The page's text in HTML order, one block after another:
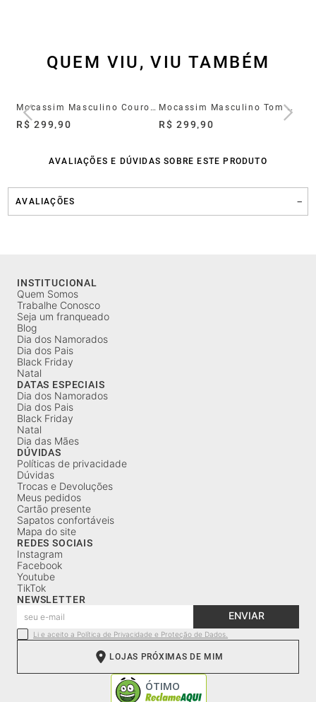
QUEM VIU, VIU TAMBÉM
Mocassim Masculino Couro Tom Preto
R$ 299,90
Mocassim Masculino Tom Marrom Couro
R$ 299,90
AVALIAÇÕES E DÚVIDAS SOBRE ESTE PRODUTO
AVALIAÇÕES
INSTITUCIONAL
Quem Somos
Trabalhe Conosco
Seja um franqueado
Blog
Dia dos Namorados
Dia dos Pais
Black Friday
Natal
DATAS ESPECIAIS
Dia dos Namorados
Dia dos Pais
Black Friday
Natal
Dia das Mães
DÚVIDAS
Políticas de privacidade
Dúvidas
Trocas e Devoluções
Meus pedidos
Cartão presente
Sapatos confortáveis
Mapa do site
REDES SOCIAIS
Instagram
Facebook
Youtube
TikTok
NEWSLETTER
ENVIAR
Li e aceito a Política de Privacidade e Proteção de Dados.
LOJAS PRÓXIMAS DE MIM